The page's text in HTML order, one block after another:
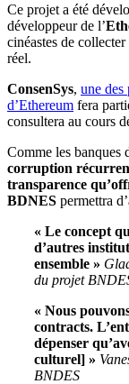
Ce projet a été
développeur de l’
cinéastes de
réel.
ConsenSys, une des
d’Ethereum fera
consultera au cours
Comme les banques
corruption
transparence
BDNES permettra
« Le concept
d’autres
ensemble »
du projet
« Nous
contracts.
dépenser
culturel] »
BNDES